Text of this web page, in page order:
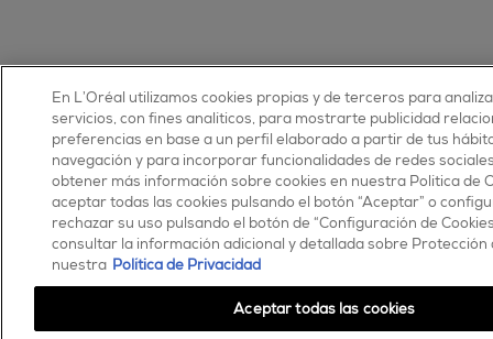
En L’Oréal utilizamos cookies propias y de terceros para
servicios, con fines analíticos, para mostrarte publicidad
preferencias en base a un perfil elaborado a partir de tus
navegación y para incorporar funcionalidades de redes
obtener más información sobre cookies en nuestra Política de
aceptar todas las cookies pulsando el botón “Aceptar” o
rechazar su uso pulsando el botón de “Configuración de
consultar la información adicional y detallada sobre Protección
nuestra Política de Privacidad
Aceptar todas las cookies